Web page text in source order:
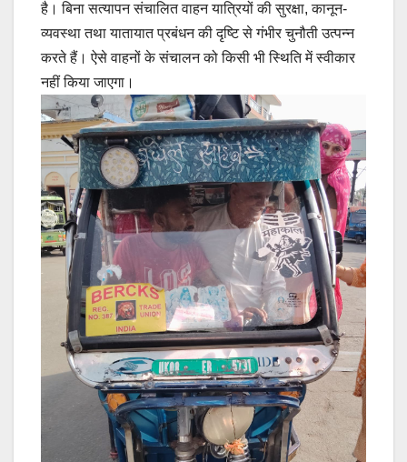
है। बिना सत्यापन संचालित वाहन यात्रियों की सुरक्षा, कानून-
व्यवस्था तथा यातायात प्रबंधन की दृष्टि से गंभीर चुनौती उत्पन्न
करते हैं। ऐसे वाहनों के संचालन को किसी भी स्थिति में स्वीकार
नहीं किया जाएगा।